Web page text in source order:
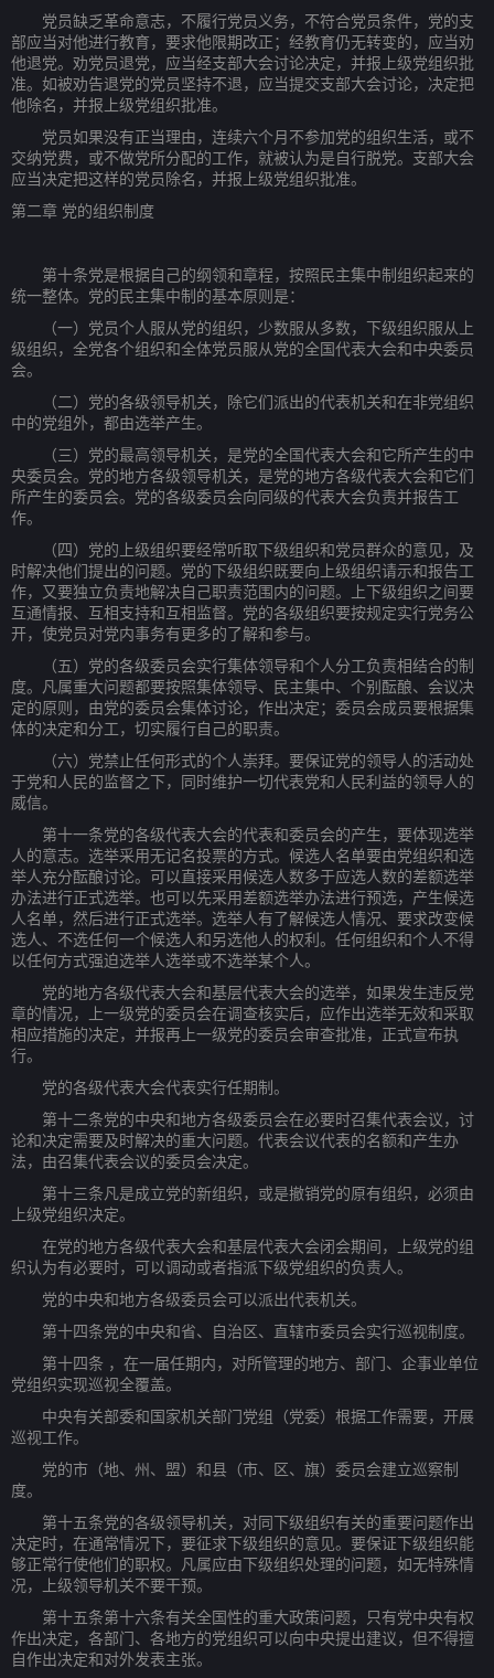
党员缺乏革命意志，不履行党员义务，不符合党员条件，党的支
部应当对他进行教育，要求他限期改正；经教育仍无转变的，应当劝
他退党。劝党员退党，应当经支部大会讨论决定，并报上级党组织批
准。如被劝告退党的党员坚持不退，应当提交支部大会讨论，决定把
他除名，并报上级党组织批准。
党员如果没有正当理由，连续六个月不参加党的组织生活，或不
交纳党费，或不做党所分配的工作，就被认为是自行脱党。支部大会
应当决定把这样的党员除名，并报上级党组织批准。
第二章 党的组织制度
第十条党是根据自己的纲领和章程，按照民主集中制组织起来的
统一整体。党的民主集中制的基本原则是：
（一）党员个人服从党的组织，少数服从多数，下级组织服从上
级组织，全党各个组织和全体党员服从党的全国代表大会和中央委员
会。
（二）党的各级领导机关，除它们派出的代表机关和在非党组织
中的党组外，都由选举产生。
（三）党的最高领导机关，是党的全国代表大会和它所产生的中
央委员会。党的地方各级领导机关，是党的地方各级代表大会和它们
所产生的委员会。党的各级委员会向同级的代表大会负责并报告工
作。
（四）党的上级组织要经常听取下级组织和党员群众的意见，及
时解决他们提出的问题。党的下级组织既要向上级组织请示和报告工
作，又要独立负责地解决自己职责范围内的问题。上下级组织之间要
互通情报、互相支持和互相监督。党的各级组织要按规定实行党务公
开，使党员对党内事务有更多的了解和参与。
（五）党的各级委员会实行集体领导和个人分工负责相结合的制
度。凡属重大问题都要按照集体领导、民主集中、个别酝酿、会议决
定的原则，由党的委员会集体讨论，作出决定；委员会成员要根据集
体的决定和分工，切实履行自己的职责。
（六）党禁止任何形式的个人崇拜。要保证党的领导人的活动处
于党和人民的监督之下，同时维护一切代表党和人民利益的领导人的
威信。
第十一条党的各级代表大会的代表和委员会的产生，要体现选举
人的意志。选举采用无记名投票的方式。候选人名单要由党组织和选
举人充分酝酿讨论。可以直接采用候选人数多于应选人数的差额选举
办法进行正式选举。也可以先采用差额选举办法进行预选，产生候选
人名单，然后进行正式选举。选举人有了解候选人情况、要求改变候
选人、不选任何一个候选人和另选他人的权利。任何组织和个人不得
以任何方式强迫选举人选举或不选举某个人。
党的地方各级代表大会和基层代表大会的选举，如果发生违反党
章的情况，上一级党的委员会在调查核实后，应作出选举无效和采取
相应措施的决定，并报再上一级党的委员会审查批准，正式宣布执
行。
党的各级代表大会代表实行任期制。
第十二条党的中央和地方各级委员会在必要时召集代表会议，讨
论和决定需要及时解决的重大问题。代表会议代表的名额和产生办
法，由召集代表会议的委员会决定。
第十三条凡是成立党的新组织，或是撤销党的原有组织，必须由
上级党组织决定。
在党的地方各级代表大会和基层代表大会闭会期间，上级党的组
织认为有必要时，可以调动或者指派下级党组织的负责人。
党的中央和地方各级委员会可以派出代表机关。
第十四条党的中央和省、自治区、直辖市委员会实行巡视制度。
第十四条 ，在一届任期内，对所管理的地方、部门、企事业单位
党组织实现巡视全覆盖。
中央有关部委和国家机关部门党组（党委）根据工作需要，开展
巡视工作。
党的市（地、州、盟）和县（市、区、旗）委员会建立巡察制
度。
第十五条党的各级领导机关，对同下级组织有关的重要问题作出
决定时，在通常情况下，要征求下级组织的意见。要保证下级组织能
够正常行使他们的职权。凡属应由下级组织处理的问题，如无特殊情
况，上级领导机关不要干预。
第十五条第十六条有关全国性的重大政策问题，只有党中央有权
作出决定，各部门、各地方的党组织可以向中央提出建议，但不得擅
自作出决定和对外发表主张。